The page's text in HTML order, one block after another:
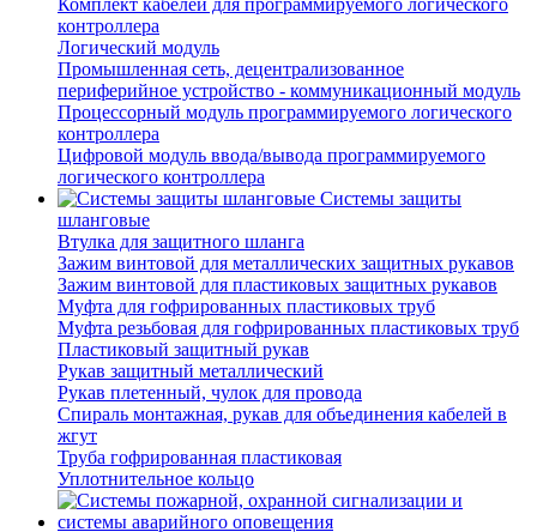
Комплект кабелей для программируемого логического
контроллера
Логический модуль
Промышленная сеть, децентрализованное
периферийное устройство - коммуникационный модуль
Процессорный модуль программируемого логического
контроллера
Цифровой модуль ввода/вывода программируемого
логического контроллера
Системы защиты
шланговые
Втулка для защитного шланга
Зажим винтовой для металлических защитных рукавов
Зажим винтовой для пластиковых защитных рукавов
Муфта для гофрированных пластиковых труб
Муфта резьбовая для гофрированных пластиковых труб
Пластиковый защитный рукав
Рукав защитный металлический
Рукав плетенный, чулок для провода
Спираль монтажная, рукав для объединения кабелей в
жгут
Труба гофрированная пластиковая
Уплотнительное кольцо